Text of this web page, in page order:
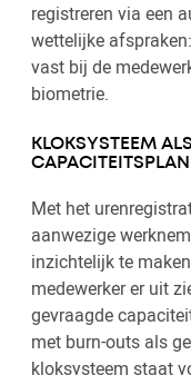
registreren via een
wettelijke
vast bij de
biometrie.
KLOKSYSTEEM
Met het
aanwezige
inzichtelijk te
medewerker er uit
gevraagde
met burn-outs als
kloksysteem staat